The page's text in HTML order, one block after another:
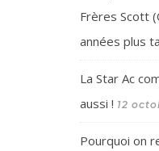
Frères Scott
années plus
La Star Ac
aussi ! 12
Pourquoi on